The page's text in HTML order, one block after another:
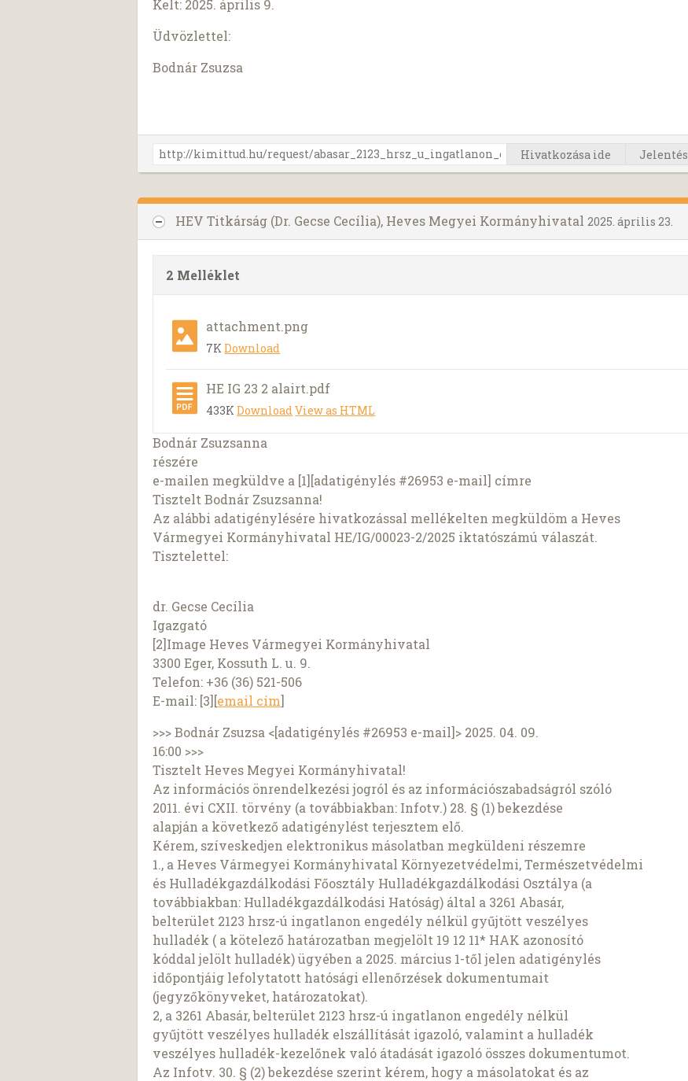
Kelt: 2025. április 9.
Üdvözlettel:
Bodnár Zsuzsa
Hivatkozása ide Jelentés
HEV Titkárság (Dr. Gecse Cecília), Heves Megyei Kormányhivatal 2025. április 23.
2 Melléklet
attachment.png
7KDownload
HE IG 23 2 alairt.pdf
433KDownload View as HTML
Bodnár Zsuzsanna
részére
e-mailen megküldve a [1][adatigénylés #26953 e-mail] címre
Tisztelt Bodnár Zsuzsanna!
Az alábbi adatigénylésére hivatkozással mellékelten megküldöm a Heves
Vármegyei Kormányhivatal HE/IG/00023-2/2025 iktatószámú válaszát.
Tisztelettel:
dr. Gecse Cecília
Igazgató
[2]Image Heves Vármegyei Kormányhivatal
3300 Eger, Kossuth L. u. 9.
Telefon: +36 (36) 521-506
E-mail: [3][email cím]
>>> Bodnár Zsuzsa <[adatigénylés #26953 e-mail]> 2025. 04. 09.
16:00 >>>
Tisztelt Heves Megyei Kormányhivatal!
Az információs önrendelkezési jogról és az információszabadságról szóló
2011. évi CXII. törvény (a továbbiakban: Infotv.) 28. § (1) bekezdése
alapján a következő adatigénylést terjesztem elő.
Kérem, szíveskedjen elektronikus másolatban megküldeni részemre
1., a Heves Vármegyei Kormányhivatal Környezetvédelmi, Természetvédelmi
és Hulladékgazdálkodási Főosztály Hulladékgazdálkodási Osztálya (a
továbbiakban: Hulladékgazdálkodási Hatóság) által a 3261 Abasár,
belterület 2123 hrsz-ú ingatlanon engedély nélkül gyűjtött veszélyes
hulladék ( a kötelező határozatban megjelölt 19 12 11* HAK azonosító
kóddal jelölt hulladék) ügyében a 2025. március 1-től jelen adatigénylés
időpontjáig lefolytatott hatósági ellenőrzések dokumentumait
(jegyzőkönyveket, határozatokat).
2, a 3261 Abasár, belterület 2123 hrsz-ú ingatlanon engedély nélkül
gyűjtött veszélyes hulladék elszállítását igazoló, valamint a hulladék
veszélyes hulladék-kezelőnek való átadását igazoló összes dokumentumot.
Az Infotv. 30. § (2) bekezdése szerint kérem, hogy a másolatokat és az